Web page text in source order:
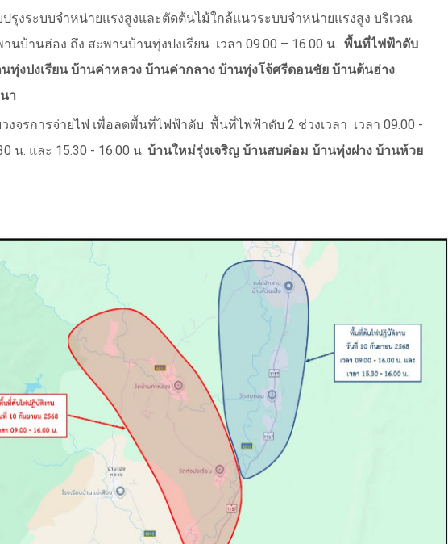
ปรุงระบบจำหน่ายแรงสูงและตัดต้นไม้ใกล้แนวระบบจำหน่ายแรงสูง บริเวณ
านบ้านฮ่อง ถึง สะพานบ้านทุ่งปงเรียน เวลา 09.00 – 16.00 น. พื้นที่ไฟฟ้าดับ
ทุ่งปงเรียน บ้านค่าหลวง บ้านค่ากลาง บ้านทุ่งโจ้ศรีดอนชัย บ้านต้นฮ่าง
า
วงจรการจ่ายไฟ เพื่อลดพื้นที่ไฟฟ้าดับ พื้นที่ไฟฟ้าดับ 2 ช่วงเวลา เวลา 09.00 -
น. และ 15.30 - 16.00 น. บ้านใหม่รุ่งเจริญ บ้านสบค่อม บ้านทุ่งฝาง บ้านห้วย